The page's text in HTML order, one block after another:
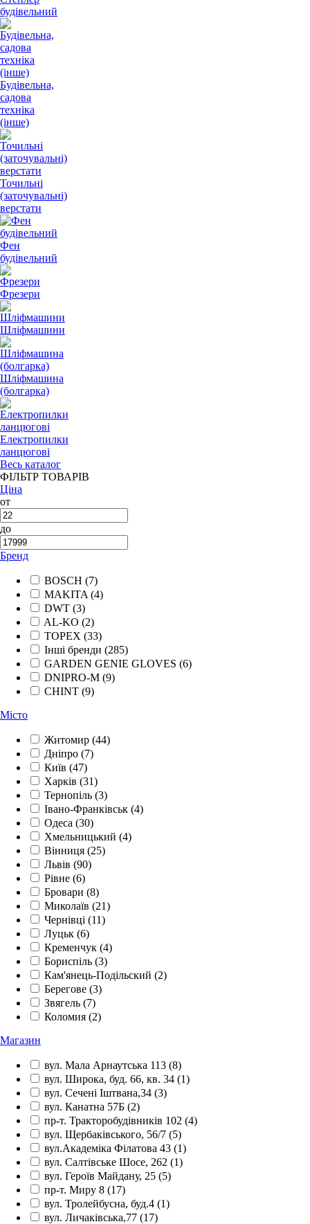
будівельний
Будівельна,
садова
техніка
(інше)
Точильні
(заточувальні)
верстати
Фен
будівельний
Фрезери
Шліфмашини
Шліфмашина
(болгарка)
Електропилки
ланцюгові
Весь каталог
ФІЛЬТР ТОВАРІВ
Ціна
от
до
Бренд
BOSCH (7)
MAKITA (4)
DWT (3)
AL-KO (2)
TOPEX (33)
Інші бренди (285)
GARDEN GENIE GLOVES (6)
DNIPRO-M (9)
CHINT (9)
Місто
Житомир (44)
Дніпро (7)
Київ (47)
Харків (31)
Тернопіль (3)
Івано-Франківськ (4)
Одеса (30)
Хмельницький (4)
Вінниця (25)
Львів (90)
Рівне (6)
Бровари (8)
Миколаїв (21)
Чернівці (11)
Луцьк (6)
Кременчук (4)
Бориспіль (3)
Кам'янець-Подільский (2)
Берегове (3)
Звягель (7)
Коломия (2)
Магазин
вул. Мала Арнаутська 113 (8)
вул. Широка, буд. 66, кв. 34 (1)
вул. Сечені Іштвана,34 (3)
вул. Канатна 57Б (2)
пр-т. Тракторобудівників 102 (4)
вул. Щербаківського, 56/7 (5)
вул.Академіка Філатова 43 (1)
вул. Салтівське Шосе, 262 (1)
вул. Героїв Майдану, 25 (5)
пр-т. Миру 8 (17)
вул. Тролейбусна, буд.4 (1)
вул. Личаківська,77 (17)